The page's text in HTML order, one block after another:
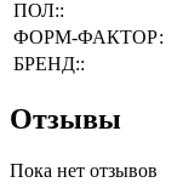
ПОЛ::
ФОРМ-ФАКТОР:
БРЕНД::
Отзывы
Пока нет отзывов